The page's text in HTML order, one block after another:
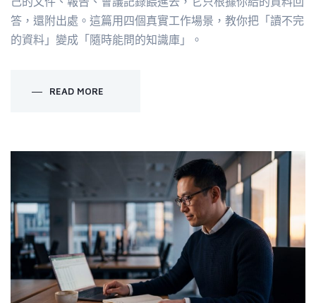
答，還附出處。這篇用四個真實工作場景，教你把「讀不完
的資料」變成「隨時能問的知識庫」。
READ MORE